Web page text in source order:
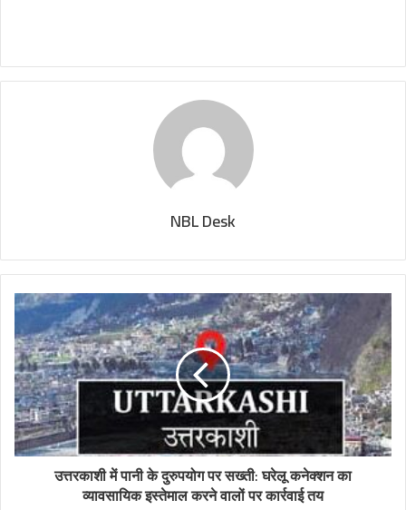
NBL Desk
उत्तरकाशी में पानी के दुरुपयोग पर सख्ती: घरेलू कनेक्शन का
व्यावसायिक इस्तेमाल करने वालों पर कार्रवाई तय